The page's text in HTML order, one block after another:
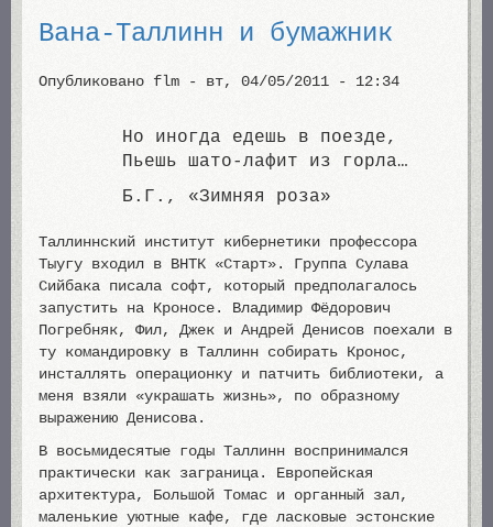
Вана-Таллинн и бумажник
Опубликовано flm - вт, 04/05/2011 - 12:34
Но иногда едешь в поезде,
Пьешь шато-лафит из горла…
Б.Г., «Зимняя роза»
Таллиннский институт кибернетики профессора
Тыугу входил в ВНТК «Старт». Группа Сулава
Сийбака писала софт, который предполагалось
запустить на Кроносе. Владимир Фёдорович
Погребняк, Фил, Джек и Андрей Денисов поехали в
ту командировку в Таллинн собирать Кронос,
инсталлять операционку и патчить библиотеки, а
меня взяли «украшать жизнь», по образному
выражению Денисова.
В восьмидесятые годы Таллинн воспринимался
практически как заграница. Европейская
архитектура, Большой Томас и органный зал,
маленькие уютные кафе, где ласковые эстонские